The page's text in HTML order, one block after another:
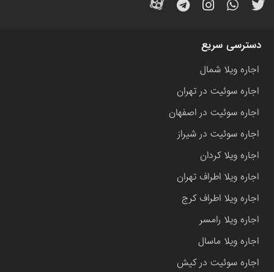
دسترسی سریع
اجاره ویلا شمال
اجاره سوئیت در تهران
اجاره سوئیت در اصفهان
اجاره سوئیت در شیراز
اجاره ویلا کردان
اجاره ویلا اطراف تهران
اجاره ویلا اطراف کرج
اجاره ویلا رامسر
اجاره ویلا ماسال
اجاره سوئیت در کیش